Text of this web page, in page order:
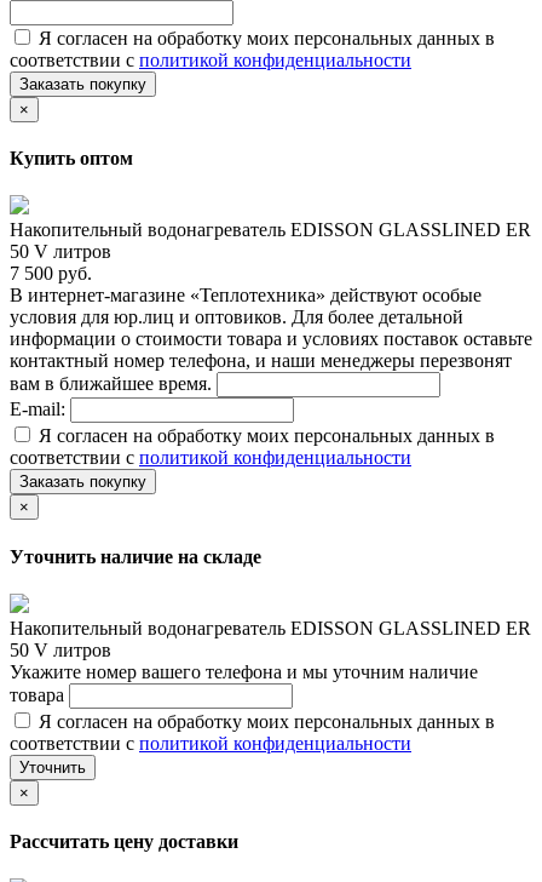
Я согласен на обработку моих персональных данных в
соответствии с политикой конфиденциальности
Заказать покупку
×
Купить оптом
Накопительный водонагреватель EDISSON GLASSLINED ER
50 V литров
7 500 руб.
В интернет-магазине «Теплотехника» действуют особые
условия для юр.лиц и оптовиков. Для более детальной
информации о стоимости товара и условиях поставок оставьте
контактный номер телефона, и наши менеджеры перезвонят
вам в ближайшее время.
E-mail:
Я согласен на обработку моих персональных данных в
соответствии с политикой конфиденциальности
Заказать покупку
×
Уточнить наличие на складе
Накопительный водонагреватель EDISSON GLASSLINED ER
50 V литров
Укажите номер вашего телефона и мы уточним наличие
товара
Я согласен на обработку моих персональных данных в
соответствии с политикой конфиденциальности
Уточнить
×
Рассчитать цену доставки